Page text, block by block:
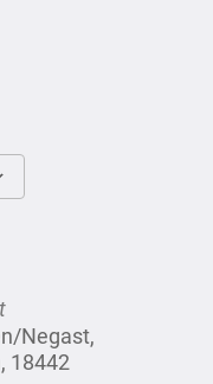
Negast,
18442